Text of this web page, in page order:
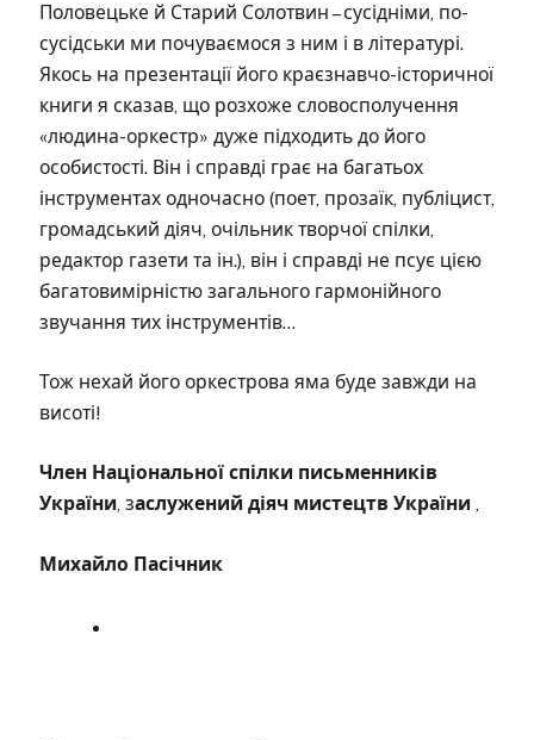
Половецьке й Старий Солотвин – сусідніми, по-
сусідськи ми почуваємося з ним і в літературі.
Якось на презентації його краєзнавчо-історичної
книги я сказав, що розхоже словосполучення
«людина-оркестр» дуже підходить до його
особистості. Він і справді грає на багатьох
інструментах одночасно (поет, прозаїк, публіцист,
громадський діяч, очільник творчої спілки,
редактор газети та ін.), він і справді не псує цією
багатовимірністю загального гармонійного
звучання тих інструментів…
Тож нехай його оркестрова яма буде завжди на
висоті!
Член Національної спілки письменників
України, заслужений діяч мистецтв України ,
Михайло Пасічник